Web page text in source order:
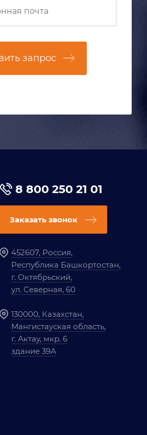
запрос
8 800 250 21 01
Заказать звонок
452607, Россия,
Республика Башкортостан,
г. Октябрьский,
ул. Северная, 60
130000, Казахстан,
Мангистауская область,
г. Актау, мкр. 6
здание 39А